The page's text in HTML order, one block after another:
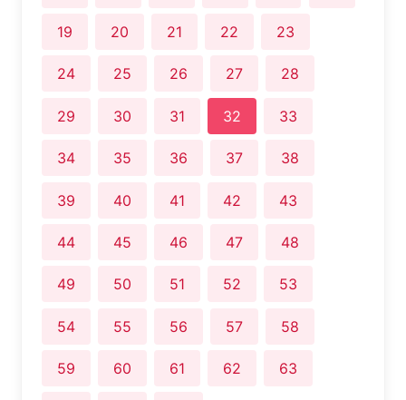
19 20 21 22 23
24 25 26 27 28
29 30 31 32 33
34 35 36 37 38
39 40 41 42 43
44 45 46 47 48
49 50 51 52 53
54 55 56 57 58
59 60 61 62 63